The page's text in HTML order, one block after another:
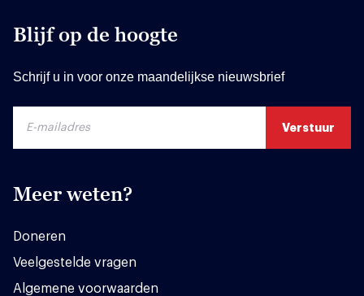
Blijf op de hoogte
Schrijf u in voor onze maandelijkse nieuwsbrief
Meer weten?
Doneren
Veelgestelde vragen
Algemene voorwaarden